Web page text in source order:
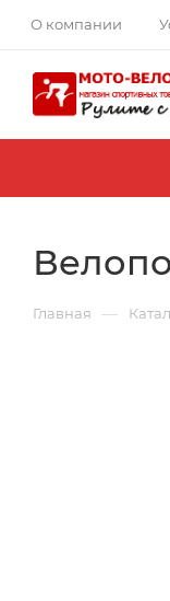
О компании
Главная —